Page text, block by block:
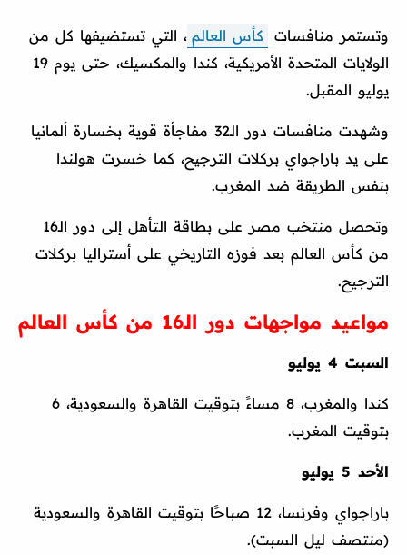
وتستمر منافسات كأس العالم ، التي تستضيفها كل من
الولايات المتحدة الأمريكية، كندا والمكسيك، حتى يوم 19
يوليو المقبل.
وشهدت منافسات دور الـ32 مفاجأة قوية بخسارة ألمانيا
على يد باراجواي بركلات الترجيح، كما خسرت هولندا
بنفس الطريقة ضد المغرب.
وتحصل منتخب مصر على بطاقة التأهل إلى دور الـ16
من كأس العالم بعد فوزه التاريخي على أستراليا بركلات
الترجيح.
مواعيد مواجهات دور الـ16 من كأس العالم
السبت 4 يوليو
كندا والمغرب، 8 مساءً بتوقيت القاهرة والسعودية، 6
بتوقيت المغرب.
الأحد 5 يوليو
باراجواي وفرنسا، 12 صباحًا بتوقيت القاهرة والسعودية
(منتصف ليل السبت).